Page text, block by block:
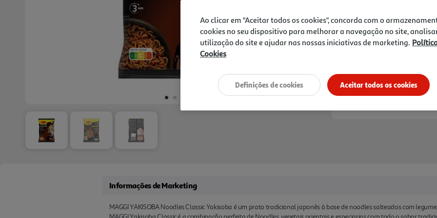
adicionar os ingredientes
MAGGI Yakisoba: Classic e
Notas de preparação
Informações de Marketing
MAGGI YAKISOBA Noodles Classic Yakisoba é um prato tradicional japonês à base de noodles salteados com
Ao clicar em "Aceitar todos os cookies", concorda com o
cookies no seu dispositivo para melhorar a navegação no site,
utilização do site e ajudar nas nossas iniciativas de marketing.
Cookies
Aceitar todos os cookies
Definições de cookies